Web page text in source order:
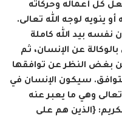
كل أعماله وحركاته
ينويه لوجه الله تعالى.
بيد الله كاملة
عن الإنسان، ثم
بغض النظر عن توافقها
سيكون الإنسان في
تعالى وهي ما يعبر عنه
{الذين هم على